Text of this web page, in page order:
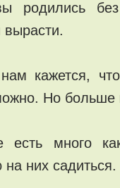
родились
кажется,
Но больше
много
на них садиться.